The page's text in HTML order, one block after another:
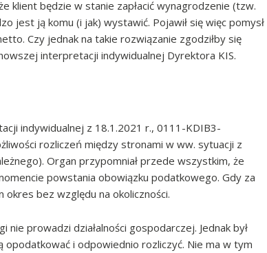
klient będzie w stanie zapłacić wynagrodzenie (tzw.
jest ją komu (i jak) wystawić. Pojawił się więc pomysł
Czy jednak na takie rozwiązanie zgodziłby się
interpretacji indywidualnej Dyrektora KIS.
indywidualnej z 18.1.2021 r., 0111-KDIB3-
rozliczeń między stronami w ww. sytuacji z
Organ przypomniał przede wszystkim, że
powstania obowiązku podatkowego. Gdy za
bez względu na okoliczności.
nie prowadzi działalności gospodarczej. Jednak był
opodatkować i odpowiednio rozliczyć. Nie ma w tym